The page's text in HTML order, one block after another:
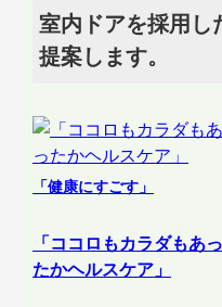
室内ドアを採用し
提案します。
「健康にすごす」
「ココロもカラダもあっ
たかヘルスケア」